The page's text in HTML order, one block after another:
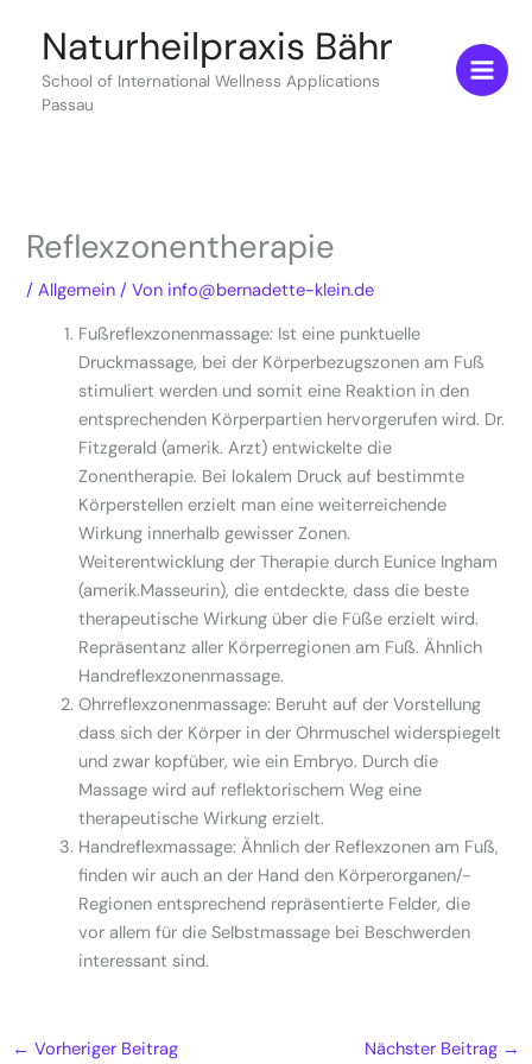
springenNaturheilpraxis Bähr
School of International Wellness Applications
Passau
Reflexzonentherapie
/Allgemein / Von info@bernadette-klein.de
Fußreflexzonenmassage: Ist eine punktuelle
Druckmassage, bei der Körperbezugszonen am Fuß
stimuliert werden und somit eine Reaktion in den
entsprechenden Körperpartien hervorgerufen wird. Dr.
Fitzgerald (amerik. Arzt) entwickelte die
Zonentherapie. Bei lokalem Druck auf bestimmte
Körperstellen erzielt man eine weiterreichende
Wirkung innerhalb gewisser Zonen.
Weiterentwicklung der Therapie durch Eunice Ingham
(amerik.Masseurin), die entdeckte, dass die beste
therapeutische Wirkung über die Füße erzielt wird.
Repräsentanz aller Körperregionen am Fuß. Ähnlich
Handreflexzonenmassage.
Ohrreflexzonenmassage: Beruht auf der Vorstellung
dass sich der Körper in der Ohrmuschel widerspiegelt
und zwar kopfüber, wie ein Embryo. Durch die
Massage wird auf reflektorischem Weg eine
therapeutische Wirkung erzielt.
Handreflexmassage: Ähnlich der Reflexzonen am Fuß,
finden wir auch an der Hand den Körperorganen/-
Regionen entsprechend repräsentierte Felder, die
vor allem für die Selbstmassage bei Beschwerden
interessant sind.
← Vorheriger Beitrag Nächster Beitrag →